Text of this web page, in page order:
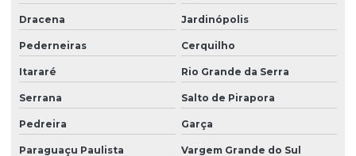
Dracena Jardinópolis
Pederneiras Cerquilho
Itararé Rio Grande da Serra
Serrana Salto de Pirapora
Pedreira Garça
Paraguaçu Paulista Vargem Grande do Sul